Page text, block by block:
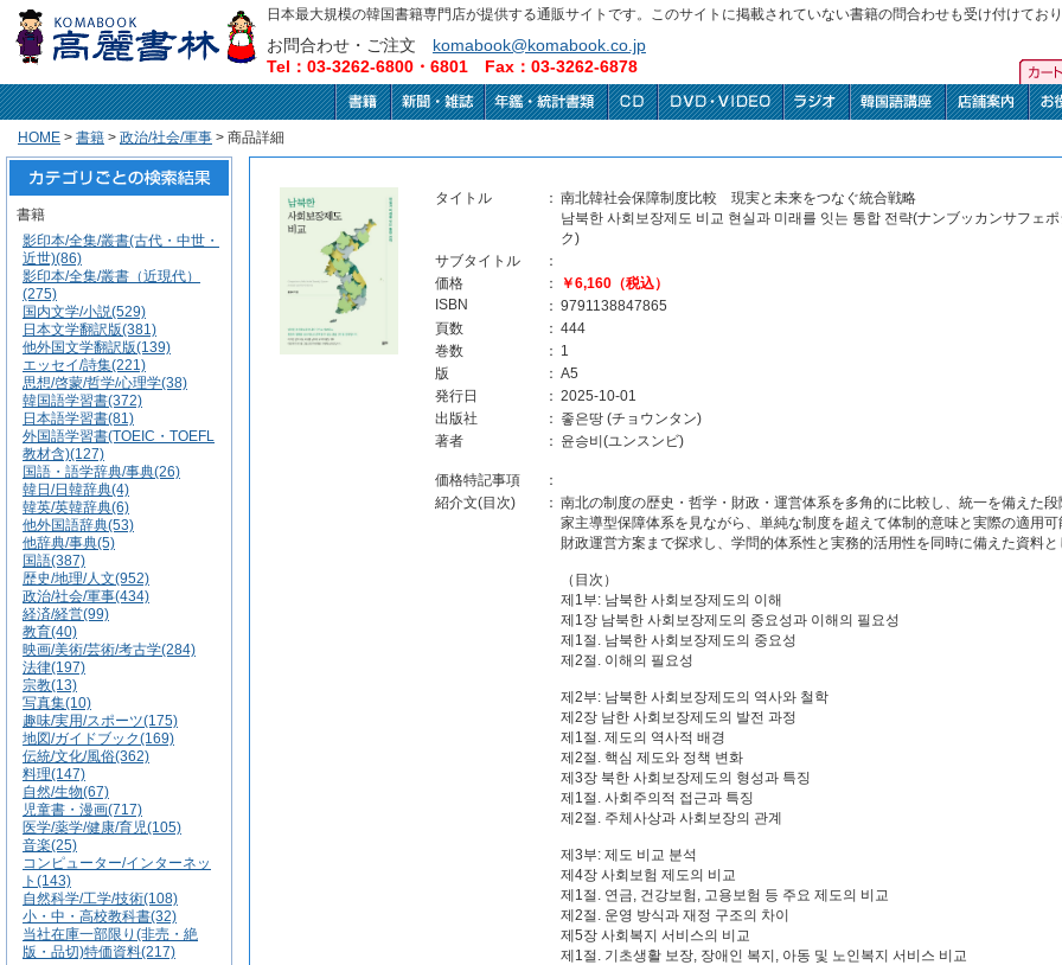
日本最大規模の韓国書籍専門店が提供する通販サイトです。このサイトに掲載されていない書籍の問合わせも受け付けてお
お問合わせ・ご注文 komabook@komabook.co.jp
Tel：03-3262-6800・6801 Fax：03-3262-6878
HOME > 書籍 > 政治/社会/軍事 > 商品詳細
書籍
影印本/全集/叢書(古代・中世・
近世)(86)
影印本/全集/叢書（近現代）
(275)
国内文学/小説(529)
日本文学翻訳版(381)
他外国文学翻訳版(139)
エッセイ/詩集(221)
思想/啓蒙/哲学/心理学(38)
韓国語学習書(372)
日本語学習書(81)
外国語学習書(TOEIC・TOEFL
教材含)(127)
国語・語学辞典/事典(26)
韓日/日韓辞典(4)
韓英/英韓辞典(6)
他外国語辞典(53)
他辞典/事典(5)
国語(387)
歴史/地理/人文(952)
政治/社会/軍事(434)
経済/経営(99)
教育(40)
映画/美術/芸術/考古学(284)
法律(197)
宗教(13)
写真集(10)
趣味/実用/スポーツ(175)
地図/ガイドブック(169)
伝統/文化/風俗(362)
料理(147)
自然/生物(67)
児童書・漫画(717)
医学/薬学/健康/育児(105)
音楽(25)
コンピューター/インターネッ
ト(143)
自然科学/工学/技術(108)
小・中・高校教科書(32)
当社在庫一部限り(非売・絶
版・品切)特価資料(217)
タイトル ： 南北韓社会保障制度比較 現実と未来をつなぐ統合戦略
남북한 사회보장제도 비교 현실과 미래를 잇는 통합 전략(ナンブッカンサフ
ク)
サブタイトル
：
価格
：
￥6,160（税込）
ISBN
： 9791138847865
頁数
： 444
巻数
： 1
版
： A5
発行日
： 2025-10-01
出版社
： 좋은땅 (チョウンタン)
著者
： 윤승비(ユンスンビ)
価格特記事項
：
紹介文(目次)
： 南北の制度の歴史・哲学・財政・運営体系を多角的に比較し、統一を備えた
家主導型保障体系を見ながら、単純な制度を超えて体制的意味と実際の適用
財政運営方案まで探求し、学問的体系性と実務的活用性を同時に備えた資料と
（目次）
제1부: 남북한 사회보장제도의 이해
제1장 남북한 사회보장제도의 중요성과 이해의 필요성
제1절. 남북한 사회보장제도의 중요성
제2절. 이해의 필요성
제2부: 남북한 사회보장제도의 역사와 철학
제2장 남한 사회보장제도의 발전 과정
제1절. 제도의 역사적 배경
제2절. 핵심 제도와 정책 변화
제3장 북한 사회보장제도의 형성과 특징
제1절. 사회주의적 접근과 특징
제2절. 주체사상과 사회보장의 관계
제3부: 제도 비교 분석
제4장 사회보험 제도의 비교
제1절. 연금, 건강보험, 고용보험 등 주요 제도의 비교
제2절. 운영 방식과 재정 구조의 차이
제5장 사회복지 서비스의 비교
제1절. 기초생활 보장, 장애인 복지, 아동 및 노인복지 서비스 비교